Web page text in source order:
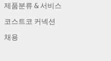
제품분류 & 서비스
코스트코 커넥션
채용